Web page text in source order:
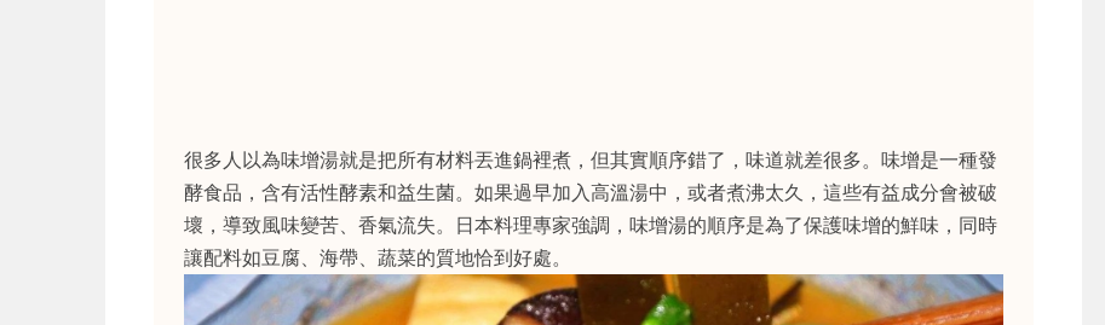
很多人以為味增湯就是把所有材料丟進鍋裡煮，但其實順序錯了，味道就差很多。味增是一種發
酵食品，含有活性酵素和益生菌。如果過早加入高溫湯中，或者煮沸太久，這些有益成分會被破
壞，導致風味變苦、香氣流失。日本料理專家強調，味增湯的順序是為了保護味增的鮮味，同時
讓配料如豆腐、海帶、蔬菜的質地恰到好處。